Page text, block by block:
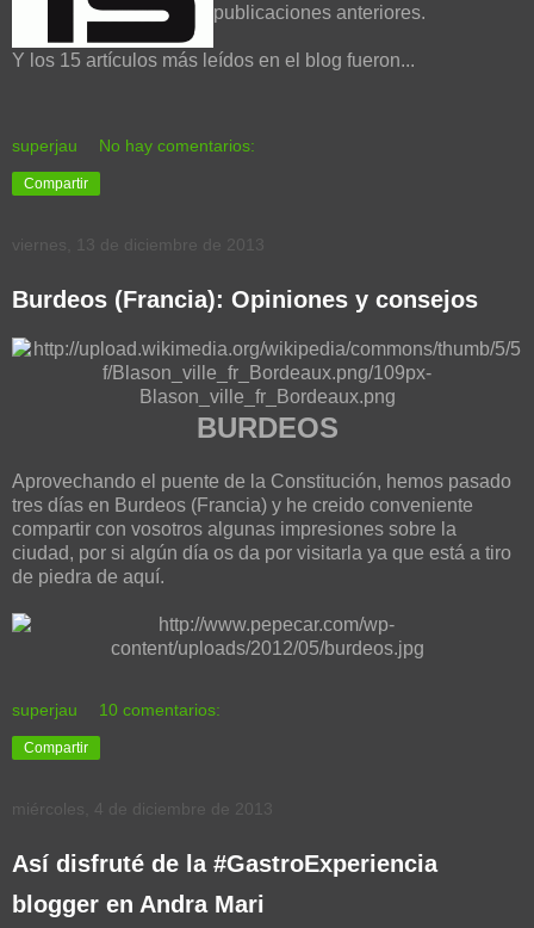
publicaciones anteriores.
Y los 15 artículos más leídos en el blog fueron...
superjau No hay comentarios:
Compartir
viernes, 13 de diciembre de 2013
Burdeos (Francia): Opiniones y consejos
BURDEOS
Aprovechando el puente de la Constitución, hemos pasado
tres días en Burdeos (Francia) y he creido conveniente
compartir con vosotros algunas impresiones sobre la
ciudad, por si algún día os da por visitarla ya que está a tiro
de piedra de aquí.
superjau 10 comentarios:
Compartir
miércoles, 4 de diciembre de 2013
Así disfruté de la #GastroExperiencia
blogger en Andra Mari